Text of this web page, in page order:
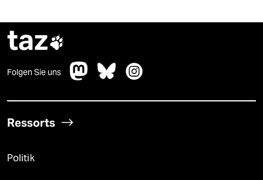
taz
Folgen Sie uns
Ressorts
Politik